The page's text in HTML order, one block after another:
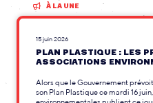
À LA UNE
15 juin 2026
PLAN PLASTIQUE : LES
ASSOCIATIONS
Alors que le Gouvernement
son Plan Plastique ce mardi 16
environnementales publient ce